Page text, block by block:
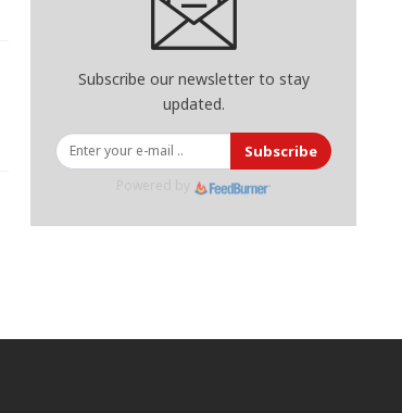
Subscribe our newsletter to stay
updated.
Subscribe